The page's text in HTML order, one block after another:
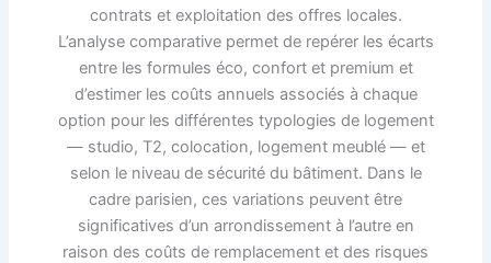
contrats et exploitation des offres locales.
L’analyse comparative permet de repérer les écarts
entre les formules éco, confort et premium et
d’estimer les coûts annuels associés à chaque
option pour les différentes typologies de logement
— studio, T2, colocation, logement meublé — et
selon le niveau de sécurité du bâtiment. Dans le
cadre parisien, ces variations peuvent être
significatives d’un arrondissement à l’autre en
raison des coûts de remplacement et des risques